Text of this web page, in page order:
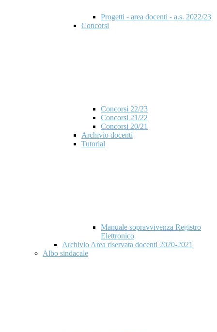
Progetti - area docenti - a.s. 2022/23
Concorsi
Concorsi 22/23
Concorsi 21/22
Concorsi 20/21
Archivio docenti
Tutorial
Manuale sopravvivenza Registro
Elettronico
Archivio Area riservata docenti 2020-2021
Albo sindacale